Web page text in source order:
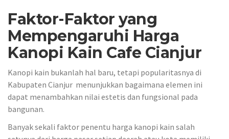
Faktor-Faktor yang
Mempengaruhi Harga
Kanopi Kain Cafe Cianjur
Kanopi kain bukanlah hal baru, tetapi popularitasnya di
Kabupaten Cianjur menunjukkan bagaimana elemen ini
dapat menambahkan nilai estetis dan fungsional pada
bangunan.
Banyak sekali faktor penentu harga kanopi kain salah